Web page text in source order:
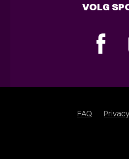
VOLG
FAQ